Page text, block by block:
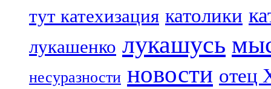
тут катехизация католики
лукашенко лукашусь
несуразности новости отец